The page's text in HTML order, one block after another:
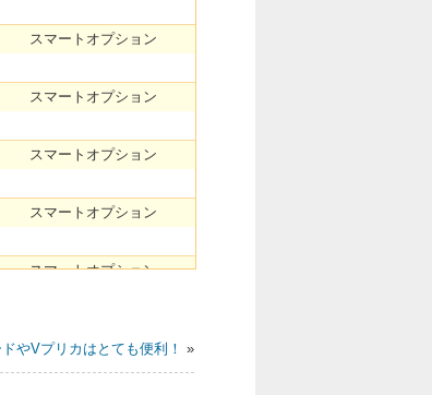
スマートオプション
スマートオプション
スマートオプション
スマートオプション
スマートオプション
やVプリカはとても便利！ »